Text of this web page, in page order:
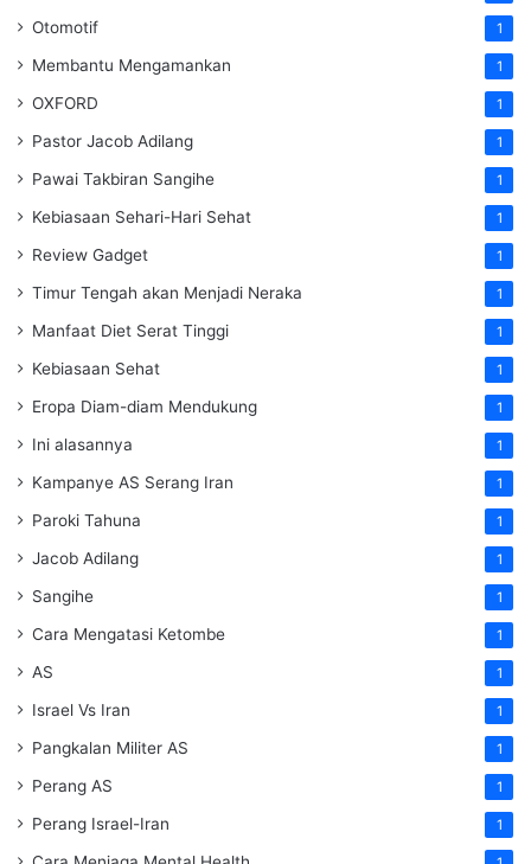
Otomotif 1
Membantu Mengamankan 1
OXFORD 1
Pastor Jacob Adilang 1
Pawai Takbiran Sangihe 1
Kebiasaan Sehari-Hari Sehat 1
Review Gadget 1
Timur Tengah akan Menjadi Neraka 1
Manfaat Diet Serat Tinggi 1
Kebiasaan Sehat 1
Eropa Diam-diam Mendukung 1
Ini alasannya 1
Kampanye AS Serang Iran 1
Paroki Tahuna 1
Jacob Adilang 1
Sangihe 1
Cara Mengatasi Ketombe 1
AS 1
Israel Vs Iran 1
Pangkalan Militer AS 1
Perang AS 1
Perang Israel-Iran 1